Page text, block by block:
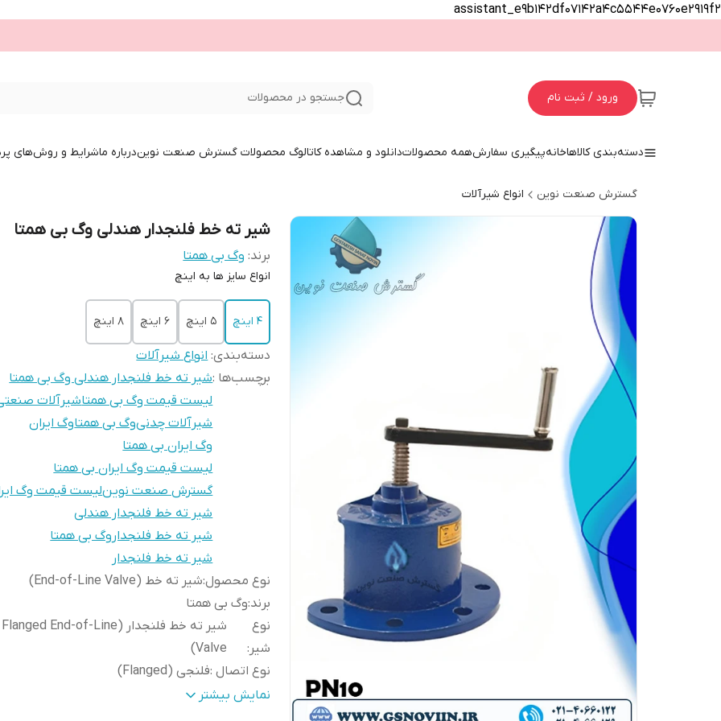
assistant_e9b142df07142a4c5544e0760e2919f2
ورود / ثبت نام جستجو در محصولات
دسته‌بندی کالاهاخانهپیگیری سفارشهمه محصولاتدانلود و مشاهده کاتالوگ محصولات گسترش صنعت نویندرباره ماشرایط و روش‌های
گسترش صنعت نوین انواع شیرآلات
شیر ته خط فلنجدار هندلی وگ بی همتا
برند: وگ بی همتا
انواع سایز ها به اینچ
4 اینچ 5 اینچ 6 اینچ 8 اینچ
دسته‌بندی:انواع شیرآلات
برچسب‌ها :شیر ته خط فلنجدار هندلی وگ بی همتا
لیست قیمت وگ بی همتاشیرآلات
شیرآلات چدنیوگ بی همتاوگ ایران
وگ ایران بی همتا
لیست قیمت وگ ایران بی همتا
گسترش صنعت نوینلیست قیمت وگ
شیر ته خط فلنجدار هندلی
شیر ته خط فلنجداروگ بی همتا
شیر ته خط فلنجدار
نوع محصول:شیر ته خط (End-of-Line Valve)
برند:وگ بی همتا
نوع
شیر :
شیر ته خط فلنجدار (Flanged End-of-Line
Valve)
نوع اتصال :فلنجی (Flanged)
نوع عملکرد:دستی با هندل (Hand Operated)نمایش بیشتر